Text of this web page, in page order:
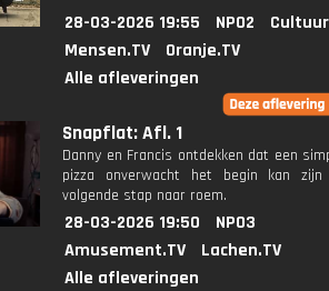
28-03-2026 19:55 NPO2
Mensen.TV
Oranje.TV
Alle afleveringen
Snapflat: Afl. 1
Danny en Francis ontdekken dat een
pizza onverwacht het begin kan
volgende stap naar roem.
28-03-2026 19:50
NPO3
Amusement.TV
Lachen.TV
Alle afleveringen